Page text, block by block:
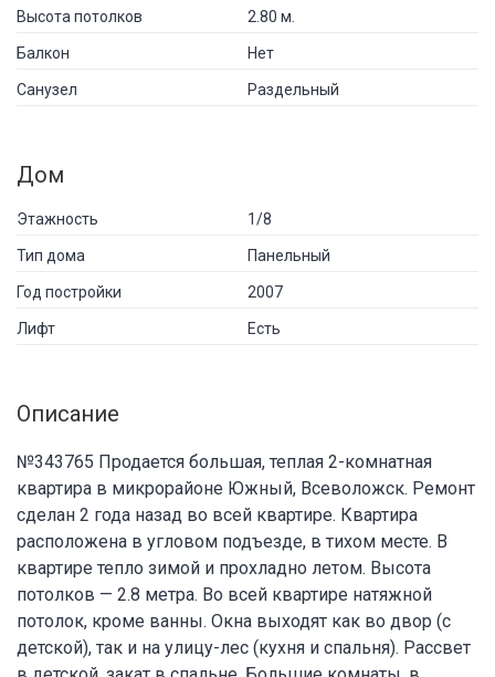
Высота потолков 2.80 м.
Балкон Нет
Санузел Раздельный
Дом
Этажность 1/8
Тип дома Панельный
Год постройки 2007
Лифт Есть
Описание
№343765 Продается большая, теплая 2-комнатная
квартира в микрорайоне Южный, Всеволожск. Ремонт
сделан 2 года назад во всей квартире. Квартира
расположена в угловом подъезде, в тихом месте. В
квартире тепло зимой и прохладно летом. Высота
потолков — 2.8 метра. Во всей квартире натяжной
потолок, кроме ванны. Окна выходят как во двор (с
детской), так и на улицу-лес (кухня и спальня). Рассвет